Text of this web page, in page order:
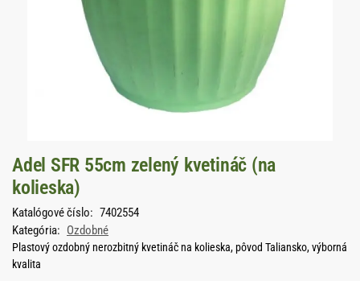
Adel SFR 55cm zelený kvetináč (na
kolieska)
Katalógové číslo: 7402554
Kategória: Ozdobné
Plastový ozdobný nerozbitný kvetináč na kolieska, pôvod Taliansko, výborná
kvalita